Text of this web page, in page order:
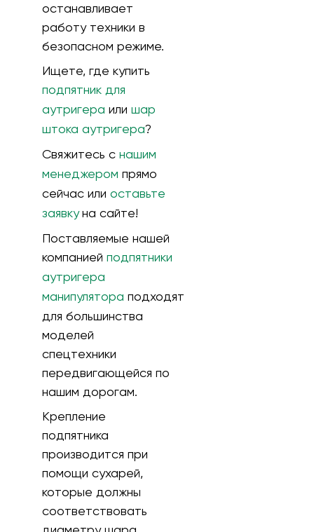
останавливает
работу техники в
безопасном режиме.
Ищете, где купить
подпятник для
аутригера илишар
штока аутригера?
Свяжитесь снашим
менеджером прямо
сейчас илиоставьте
заявкуна сайте!
Поставляемые нашей
компаниейподпятники
аутригера
манипулятора подходят
для большинства
моделей
спецтехники
передвигающейся по
нашим дорогам.
Крепление
подпятника
производится при
помощи сухарей,
которые должны
соответствовать